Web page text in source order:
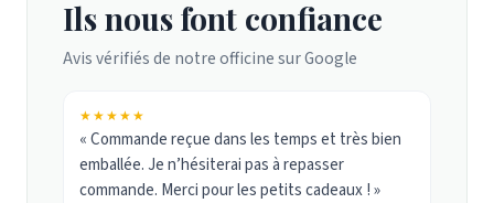
Ils nous font confiance
Avis vérifiés de notre officine sur Google
★★★★★
« Commande reçue dans les temps et très bien
emballée. Je n’hésiterai pas à repasser
commande. Merci pour les petits cadeaux ! »